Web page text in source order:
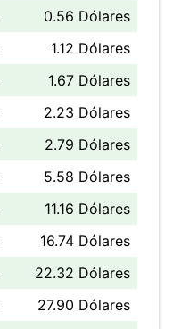
0.56 Dólares
1.12 Dólares
1.67 Dólares
2.23 Dólares
2.79 Dólares
5.58 Dólares
11.16 Dólares
16.74 Dólares
22.32 Dólares
27.90 Dólares